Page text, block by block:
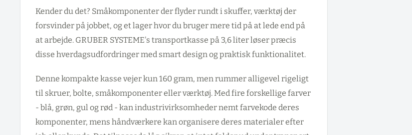
Kender du det? Småkomponenter der flyder rundt i skuffer, værktøj der
forsvinder på jobbet, og et lager hvor du bruger mere tid på at lede end på
at arbejde. GRUBER SYSTEME's transportkasse på 3,6 liter løser præcis
disse hverdagsudfordringer med smart design og praktisk funktionalitet.
Denne kompakte kasse vejer kun 160 gram, men rummer alligevel rigeligt
til skruer, bolte, småkomponenter eller værktøj. Med fire forskellige farver
- blå, grøn, gul og rød - kan industrivirksomheder nemt farvekode deres
komponenter, mens håndværkere kan organisere deres materialer efter